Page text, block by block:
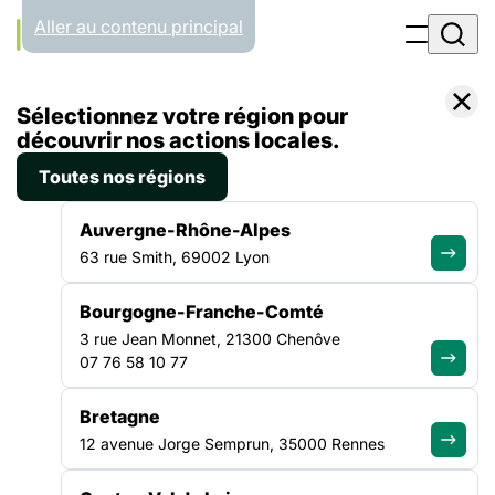
Panneau de gestion des cookies
Aller au contenu principal
Accueil Liste des actualités Enquête Sans Domicile INSEE – lancement de la phase 2
ACTUALITÉ|31 OCTOBRE 2024
Enquête Sans Domicile
INSEE – lancement de la
phase 2
Avec un taux de réponse de près de 95 %, la première étape
de l’enquête à destination des structures d’aides menée au
printemps a été un franc succès ! L’INSEE et la FAS vous
remercient pour votre mobilisation massive pour cette étape
Sélectionnez votre région pour
découvrir nos actions locales.
Toutes nos régions
Auvergne-Rhône-Alpes
63 rue Smith, 69002 Lyon
Bourgogne-Franche-Comté
3 rue Jean Monnet, 21300 Chenôve
07 76 58 10 77
Bretagne
12 avenue Jorge Semprun, 35000 Rennes